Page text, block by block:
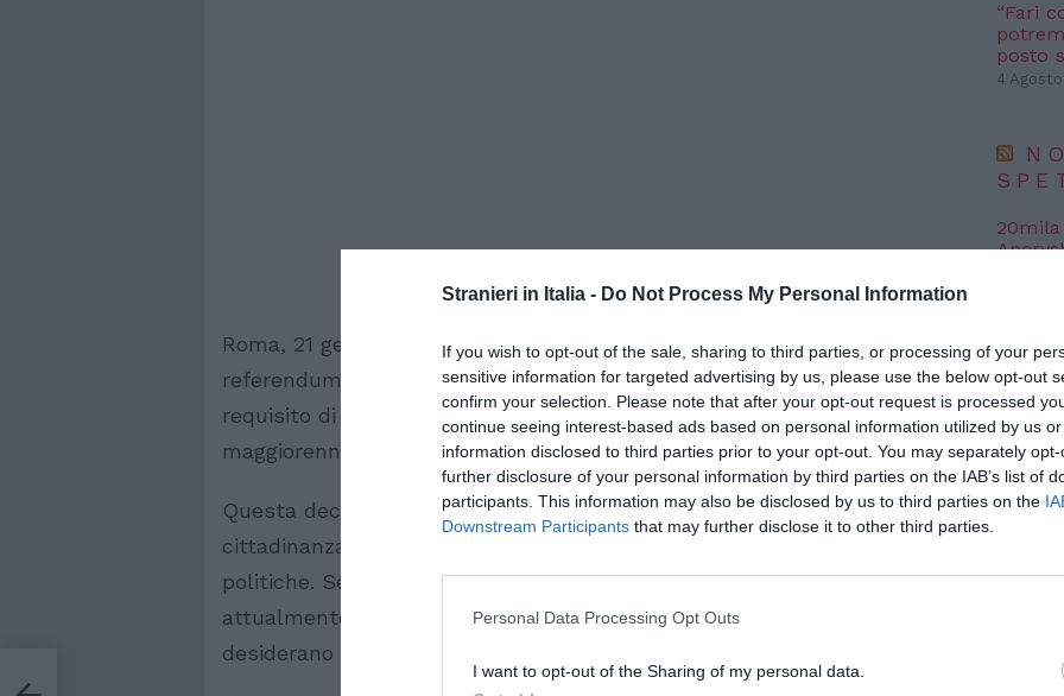
Stranieri in Italia - Do Not Process My Personal Information
If you wish to opt-out of the sale, sharing to third parties, or processing of your
sensitive information for targeted advertising by us, please use the below opt-out
confirm your selection. Please note that after your opt-out request is processed
continue seeing interest-based ads based on personal information utilized by us
information disclosed to third parties prior to your opt-out. You may separately
further disclosure of your personal information by third parties on the IAB’s list of
participants. This information may also be disclosed by us to third parties on the
Downstream Participants that may further disclose it to other third parties.
Personal Data Processing Opt Outs
I want to opt-out of the Sharing of my personal data.
Roma, 21 gennaio 2025 – La Corte Costituzionale ha dato il via libera al
referendum abrogativo che propone di ridurre da dieci a cinque anni il
requisito di residenza legale in Italia necessario per gli stranieri extra UE
maggiorenni che desiderano ottenere la cittadinanza italiana.
Questa decisione segna un passo importante nel dibattito pubblico sulla
cittadinanza, un tema che da anni divide l’opinione pubblica e le forze
politiche. Se approvata dai cittadini, la modifica dimezzerebbe il periodo
attualmente richiesto, semplificando l’iter per molti stranieri che
desiderano integrarsi pienamente nella società italiana.
“Fari
posto
4
6